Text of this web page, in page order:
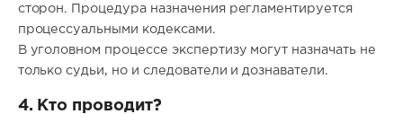
сторон. Процедура назначения регламентируется
процессуальными кодексами.
В уголовном процессе экспертизу могут назначать не
только судьи, но и следователи и дознаватели.
4. Кто проводит?